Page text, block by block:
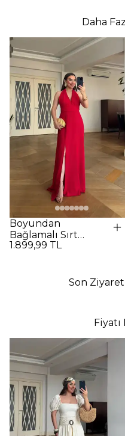
Daha
Boyundan
Bağlamalı Sırt
Dekolteli Uzun
1.899,99 TL
Son
Fiyatı